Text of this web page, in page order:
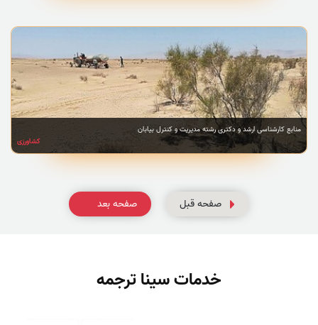
منابع کارشناسی ارشد و دکتری رشته مدیریت و کنترل بیابان
کشاورزی
صفحه قبل صفحه بعد
خدمات سینا ترجمه